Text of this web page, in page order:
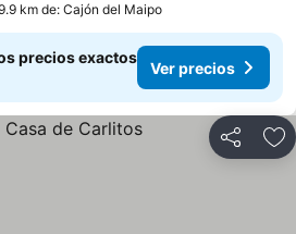
km de: Cajón del Maipo
precios exactos
Ver precios
Compartir